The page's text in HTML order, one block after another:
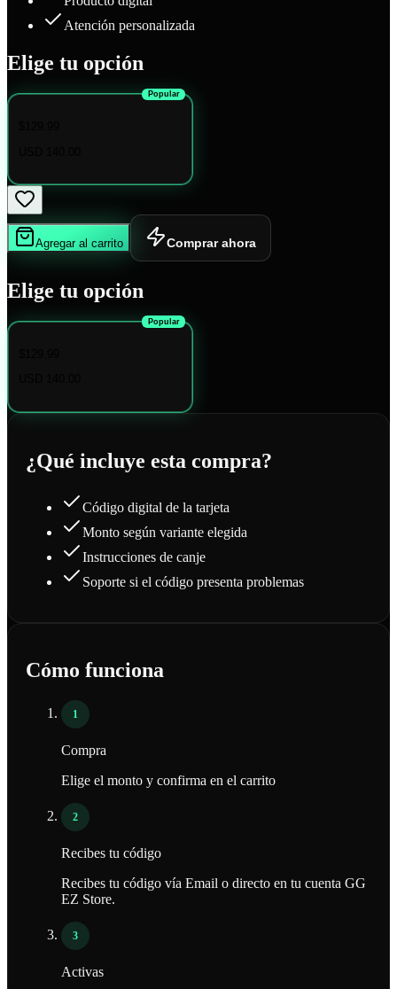
Atención personalizada
Elige tu opción
Popular
Agregar al carrito Comprar ahora
Elige tu opción
Popular
¿Qué incluye esta compra?
Código digital de la tarjeta
Monto según variante elegida
Instrucciones de canje
Soporte si el código presenta problemas
Cómo funciona
1
Compra
Elige el monto y confirma en el carrito
2
Recibes tu código
Recibes tu código vía Email o directo en tu cuenta GG
EZ Store.
3
Activas